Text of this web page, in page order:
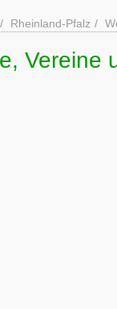
Rheinland-Pfalz
Vereine